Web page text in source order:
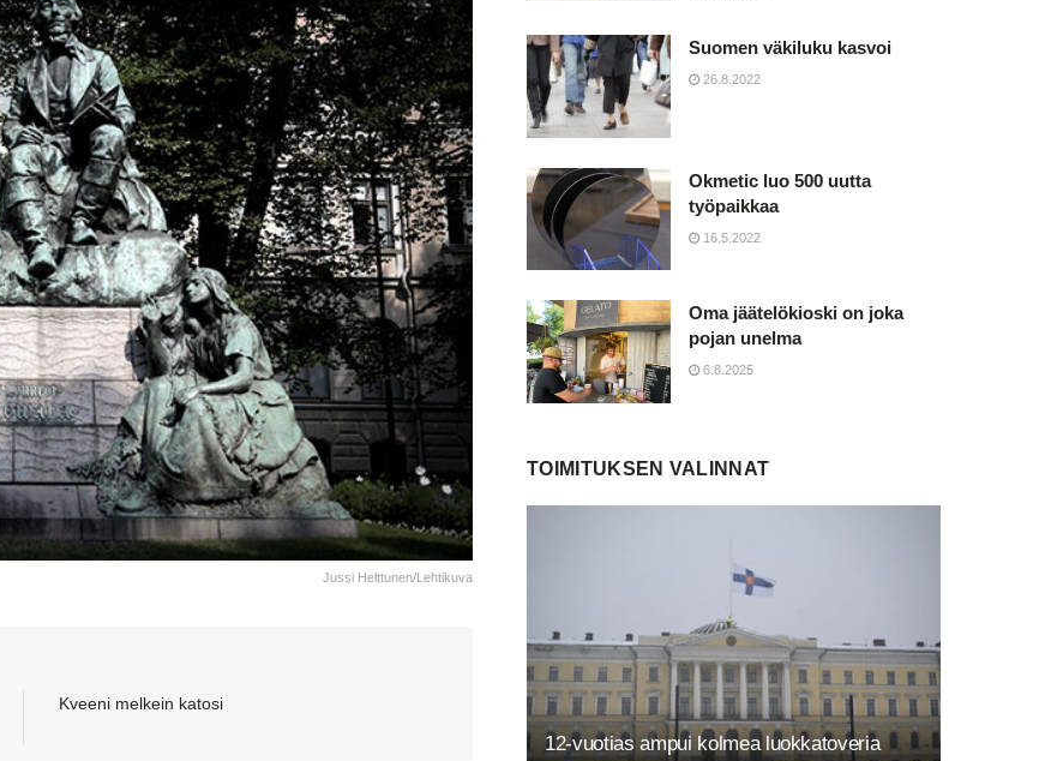
Jussi Helttunen/Lehtikuva
Kveeni melkein katosi
Suomen väkiluku kasvoi
26.8.2022
Okmetic luo 500 uutta
työpaikkaa
16.5.2022
Oma jäätelökioski on joka
pojan unelma
6.8.2025
TOIMITUKSEN VALINNAT
12-vuotias ampui kolmea luokkatoveria